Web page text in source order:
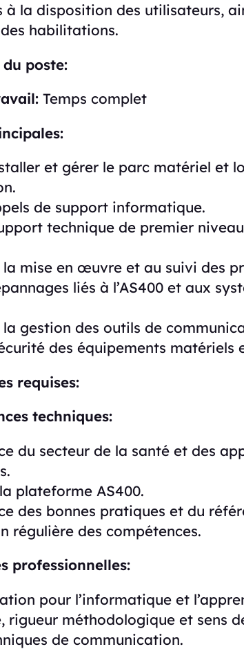
à la disposition des utilisateurs,
habilitations.
poste:
Temps complet
et gérer le parc matériel et
de support informatique.
technique de premier
mise en œuvre et au suivi des
liés à l’AS400 et aux
gestion des outils de
des équipements matériels
requises:
techniques:
du secteur de la santé et des
plateforme AS400.
des bonnes pratiques et du
régulière des compétences.
professionnelles:
pour l’informatique et
rigueur méthodologique et sens
de communication.